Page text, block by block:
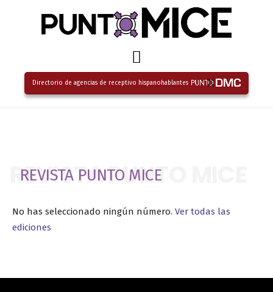
Directorio de agencias de receptivo hispanohablantes
REVISTA PUNTO MICE
REVISTA PUNTO MICE
No has seleccionado ningún número. Ver todas las
ediciones